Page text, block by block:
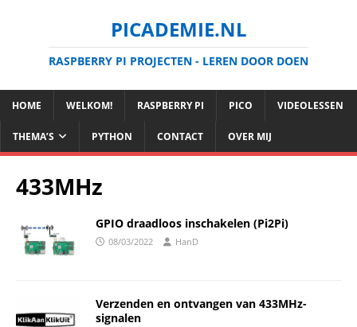
PICADEMIE.NL
RASPBERRY PI PROJECTEN - LEREN DOOR DOEN
HOME WELKOM! RASPBERRY PI PICO VIDEOLESSEN
THEMA’S PYTHON CONTACT OVER MIJ
433MHz
GPIO draadloos inschakelen (Pi2Pi)
08/03/2022 HanD
Verzenden en ontvangen van 433MHz-
signalen